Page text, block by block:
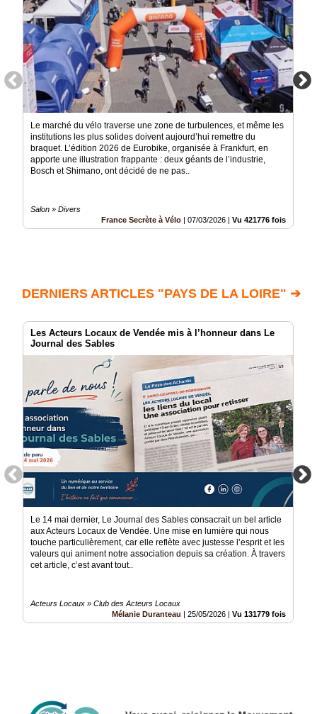
Le marché du vélo traverse une zone de turbulences, et même les
institutions les plus solides doivent aujourd’hui remettre du
braquet. L’édition 2026 de Eurobike, organisée à Frankfurt, en
apporte une illustration frappante : deux géants de l’industrie,
Bosch et Shimano, ont décidé de ne pas..
Salon » Divers
France Secrète à Vélo | 07/03/2026 | Vu 421776 fois
DERNIERS ARTICLES "PAYS DE LA LOIRE" ➔
Les Acteurs Locaux de Vendée mis à l’honneur dans Le
Journal des Sables
Le 14 mai dernier, Le Journal des Sables consacrait un bel article
aux Acteurs Locaux de Vendée. Une mise en lumière qui nous
touche particulièrement, car elle reflète avec justesse l’esprit et les
valeurs qui animent notre association depuis sa création. À travers
cet article, c’est avant tout..
Acteurs Locaux » Club des Acteurs Locaux
Mélanie Duranteau | 25/05/2026 | Vu 131779 fois